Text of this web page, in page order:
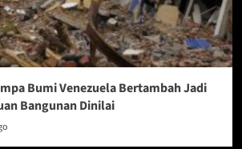
Bumi Venezuela Bertambah Jadi
Bangunan Dinilai